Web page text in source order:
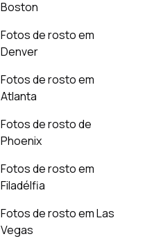
Boston
Fotos de rosto em
Denver
Fotos de rosto em
Atlanta
Fotos de rosto de
Phoenix
Fotos de rosto em
Filadélfia
Fotos de rosto em Las
Vegas